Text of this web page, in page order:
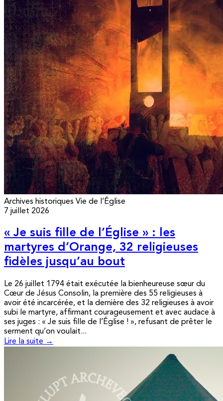
Archives historiques Vie de l’Église
7 juillet 2026
« Je suis fille de l’Église » : les
martyres d’Orange, 32 religieuses
fidèles jusqu’au bout
Le 26 juillet 1794 était exécutée la bienheureuse sœur du
Cœur de Jésus Consolin, la première des 55 religieuses à
avoir été incarcérée, et la dernière des 32 religieuses à avoir
subi le martyre, affirmant courageusement et avec audace à
ses juges : « Je suis fille de l’Église ! », refusant de prêter le
serment qu’on voulait...
Lire la suite →